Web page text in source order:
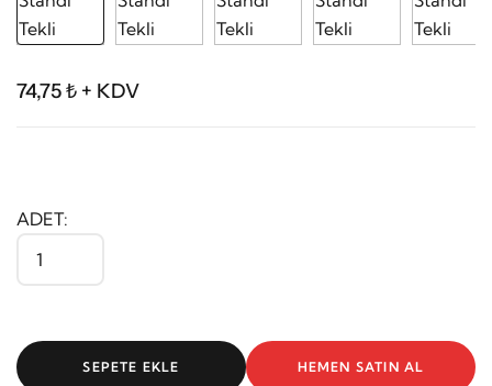
74,75 ₺ + KDV
ADET:
SEPETE EKLE HEMEN SATIN AL